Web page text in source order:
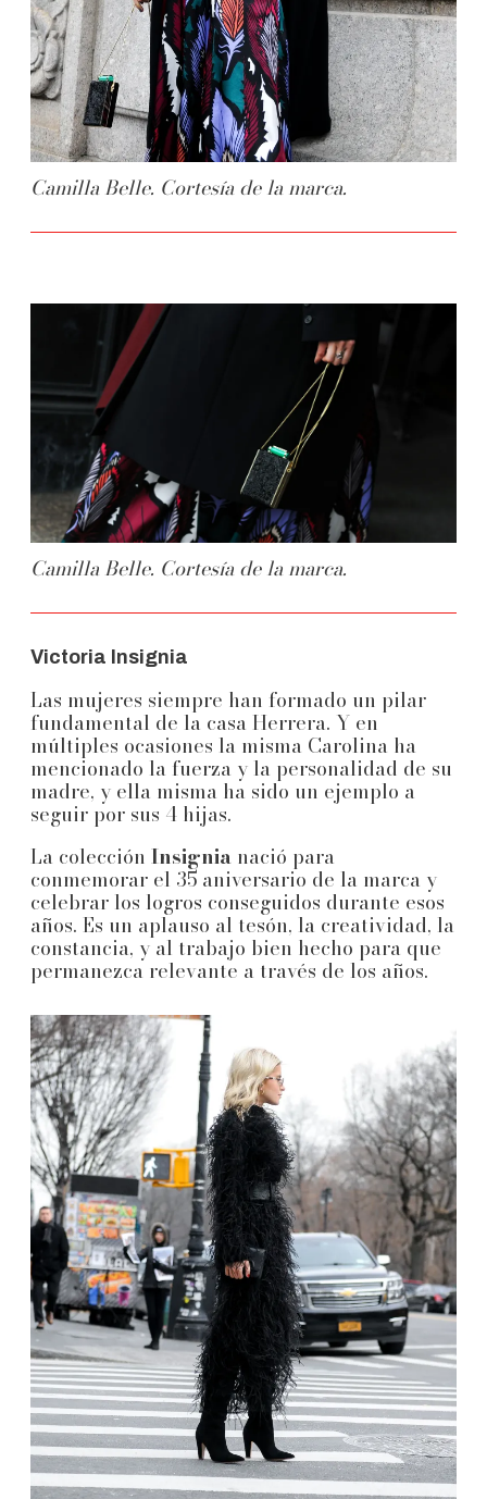
Camilla Belle. Cortesía de la marca.
Camilla Belle. Cortesía de la marca.
Victoria Insignia
Las mujeres siempre han formado un pilar
fundamental de la casa Herrera. Y en
múltiples ocasiones la misma Carolina ha
mencionado la fuerza y la personalidad de su
madre, y ella misma ha sido un ejemplo a
seguir por sus 4 hijas.
La colección Insignia nació para
conmemorar el 35 aniversario de la marca y
celebrar los logros conseguidos durante esos
años. Es un aplauso al tesón, la creatividad, la
constancia, y al trabajo bien hecho para que
permanezca relevante a través de los años.